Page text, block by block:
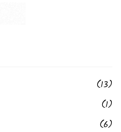
(13)
(1)
(6)